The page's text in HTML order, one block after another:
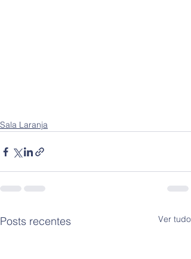
Sala Laranja
Posts recentes Ver tudo